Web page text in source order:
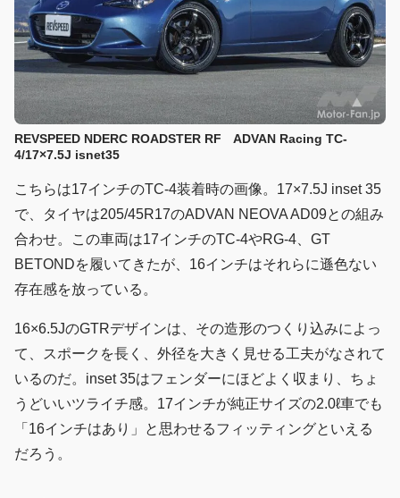
REVSPEED NDERC ROADSTER RF ADVAN Racing TC-
4/17×7.5J isnet35
こちらは17インチのTC-4装着時の画像。17×7.5J inset 35
で、タイヤは205/45R17のADVAN NEOVA AD09との組み
合わせ。この車両は17インチのTC-4やRG-4、GT
BETONDを履いてきたが、16インチはそれらに遜色ない
存在感を放っている。
16×6.5JのGTRデザインは、その造形のつくり込みによっ
て、スポークを長く、外径を大きく見せる工夫がなされて
いるのだ。inset 35はフェンダーにほどよく収まり、ちょ
うどいいツライチ感。17インチが純正サイズの2.0ℓ車でも
「16インチはあり」と思わせるフィッティングといえる
だろう。